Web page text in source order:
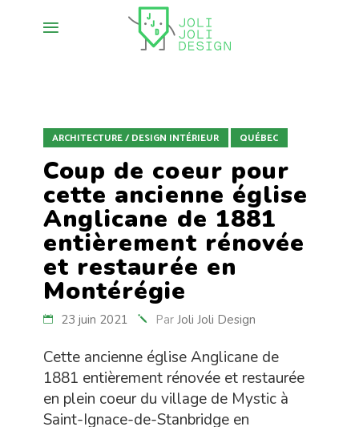
ARCHITECTURE / DESIGN INTÉRIEUR QUÉBEC
Coup de coeur pour
cette ancienne église
Anglicane de 1881
entièrement rénovée
et restaurée en
Montérégie
23 juin 2021 Par Joli Joli Design
Cette ancienne église Anglicane de
1881 entièrement rénovée et restaurée
en plein coeur du village de Mystic à
Saint-Ignace-de-Stanbridge en